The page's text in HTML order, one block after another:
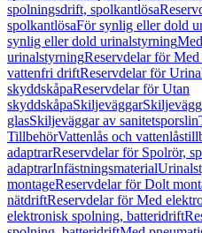
spolningsdrift, spolkantlösa
spolkantlösaFör synlig eller dold
synlig eller dold urinalstyrning
urinalstyrningReservdelar för
vattenfri driftReservdelar för
skyddskåpaReservdelar för Utan
skyddskåpaSkiljeväggar
glasSkiljeväggar av sanitetsporslin
TillbehörVattenlås och
adaptrarReservdelar för Spolrör,
adaptrarInfästningsmaterial
montageReservdelar för Dolt
nätdriftReservdelar för Med
elektronisk spolning, batteridrift